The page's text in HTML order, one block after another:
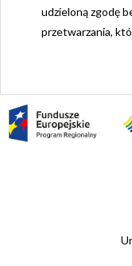
udzieloną zgodę
przetwarzania,